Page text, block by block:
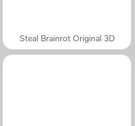
Steal Brainrot Original 3D